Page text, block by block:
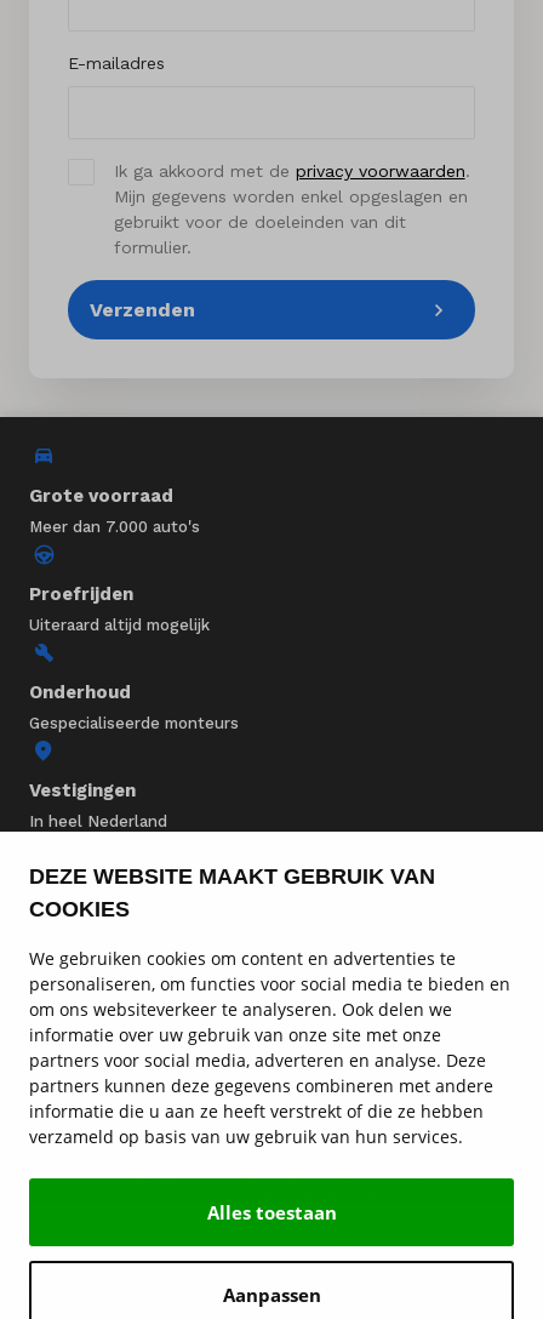
DEZE WEBSITE MAAKT GEBRUIK VAN
COOKIES
We gebruiken cookies om content en advertenties te
personaliseren, om functies voor social media te bieden en
om ons websiteverkeer te analyseren. Ook delen we
informatie over uw gebruik van onze site met onze
partners voor social media, adverteren en analyse. Deze
partners kunnen deze gegevens combineren met andere
informatie die u aan ze heeft verstrekt of die ze hebben
verzameld op basis van uw gebruik van hun services.
Alles toestaan
Aanpassen
E-mailadres
Ik ga akkoord met de privacy voorwaarden.
Mijn gegevens worden enkel opgeslagen en
gebruikt voor de doeleinden van dit
formulier.
Verzenden
Grote voorraad
Meer dan 7.000 auto's
Proefrijden
Uiteraard altijd mogelijk
Onderhoud
Gespecialiseerde monteurs
Vestigingen
In heel Nederland
BMW onderhoud
BMW diensten
Service en contact
BMW vestigingen